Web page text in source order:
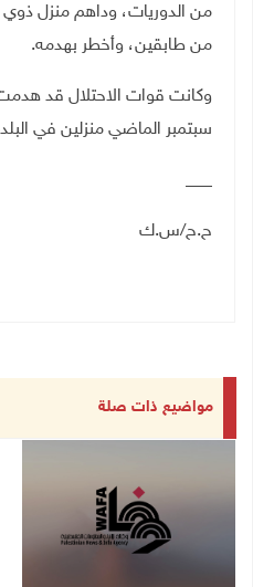
من الدوريات، وداهم منزل ذوي
من طابقين، وأخطر بهدمه.
وكانت قوات الاحتلال قد
سبتمبر الماضي منزلين في
ح.ح/س.ك
مواضيع ذات صلة